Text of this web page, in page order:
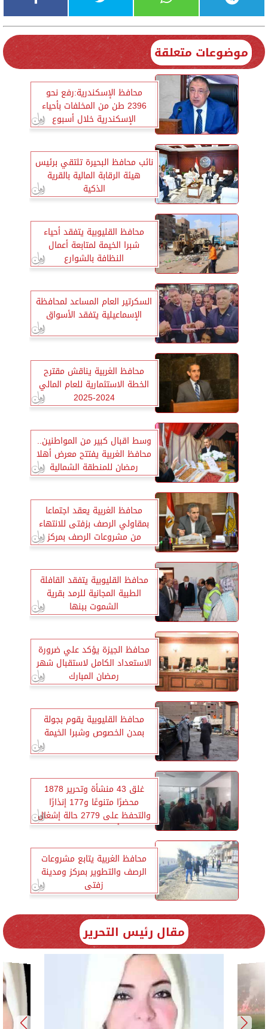
موضوعات متعلقة
محافظ الإسكندرية:رفع نحو
2396 طن من المخلفات بأحياء
الإسكندرية خلال أسبوع
نائب محافظ البحيرة تلتقي برئيس
هيئة الرقابة المالية بالقرية
الذكية
محافظ القليوبية يتفقد أحياء
شبرا الخيمة لمتابعة أعمال
النظافة بالشوارع
السكرتير العام المساعد لمحافظة
الإسماعيلية يتفقد الأسواق
محافظ الغربية يناقش مقترح
الخطة الاستثمارية للعام المالي
2024-2025
وسط اقبال كبير من المواطنين..
محافظ الغربية يفتتح معرض أهلا
رمضان للمنطقة الشمالية
العسكرية بطنطا
محافظ الغربية يعقد اجتماعا
بمقاولي الرصف بزفتى للانتهاء
من مشروعات الرصف بمركز
ومدينة زفتى
محافظ القليوبية يتفقد القافلة
الطبية المجانية للرمد بقرية
الشموت ببنها
محافظ الجيزة يؤكد علي ضرورة
الاستعداد الكامل لاستقبال شهر
رمضان المبارك
محافظ القليوبية يقوم بجولة
بمدن الخصوص وشبرا الخيمة
غلق 43 منشأة وتحرير 1878
محضرًا متنوعًا و177 إنذارًا
والتحفظ على 2779 حالة إشغال
و 491 ألف جنيه بالإسكندرية
محافظ الغربية يتابع مشروعات
الرصف والتطوير بمركز ومدينة
زفتى
مقال رئيس التحرير